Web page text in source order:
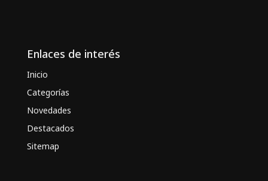
Enlaces de interés
Inicio
Categorías
Novedades
Destacados
Sitemap